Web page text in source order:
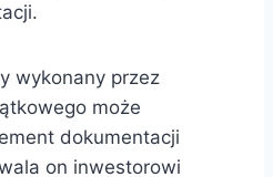
wykonany przez
może
dokumentacji
on inwestorowi